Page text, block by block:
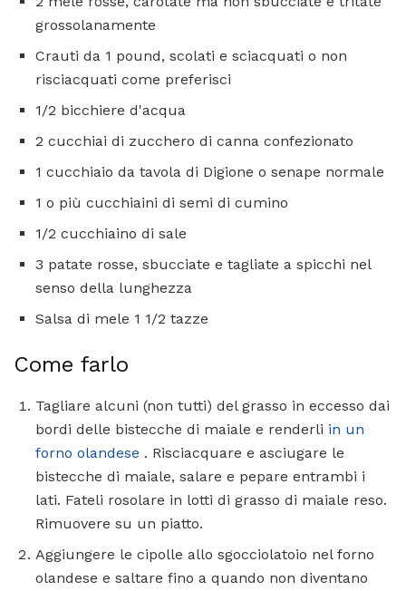
grossolanamente
Crauti da 1 pound, scolati e sciacquati o non
risciacquati come preferisci
1/2 bicchiere d'acqua
2 cucchiai di zucchero di canna confezionato
1 cucchiaio da tavola di Digione o senape normale
1 o più cucchiaini di semi di cumino
1/2 cucchiaino di sale
3 patate rosse, sbucciate e tagliate a spicchi nel
senso della lunghezza
Salsa di mele 1 1/2 tazze
Come farlo
Tagliare alcuni (non tutti) del grasso in eccesso dai
bordi delle bistecche di maiale e renderli in un
forno olandese . Risciacquare e asciugare le
bistecche di maiale, salare e pepare entrambi i
lati. Fateli rosolare in lotti di grasso di maiale reso.
Rimuovere su un piatto.
Aggiungere le cipolle allo sgocciolatoio nel forno
olandese e saltare fino a quando non diventano